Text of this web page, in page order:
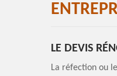
LE DEVIS
La réfection ou